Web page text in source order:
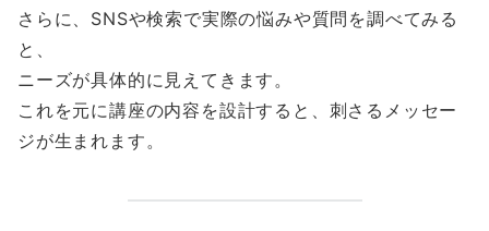
さらに、SNSや検索で実際の悩みや質問を調べてみる
と、
ニーズが具体的に見えてきます。
これを元に講座の内容を設計すると、刺さるメッセー
ジが生まれます。